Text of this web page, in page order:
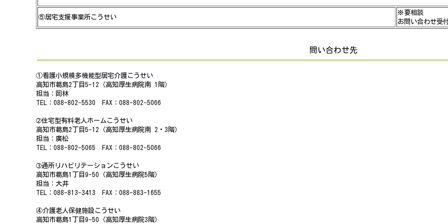
⑤居宅支援事業所こうせい
※要相談
お問い合わせ受
問い合わせ先
①看護小規模多機能型居宅介護こうせい
高知市葛島2丁目5-12（高知厚生病院南 1階）
担当：岡林
TEL：088-802-5530 FAX：088-802-5066
➁住宅型有料老人ホームこうせい
高知市葛島2丁目5-12（高知厚生病院南 2・3階）
担当：廣松
TEL：088-802-5065 FAX：088-802-5066
➂通所リハビリテーションこうせい
高知市葛島1丁目9-50（高知厚生病院5階）
担当：大井
TEL：088-813-3413 FAX：088-883-1655
④介護老人保健施設こうせい
高知市葛島1丁目9-50（高知厚生病院3階）